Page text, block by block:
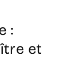
:
et